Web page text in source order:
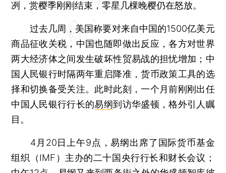
冽，赏樱季刚刚结束，零星几棵晚樱仍在怒放。
过去几周，美国称要对来自中国的1500亿美元
商品征收关税，中国也随即做出反应，各方对世界
两大经济体之间发生破坏性贸易战的担忧增加；中
国人民银行时隔两年重启降准，货币政策工具的选
择和切换备受关注。此时此刻，一个月前刚刚出任
中国人民银行行长的易纲到访华盛顿，格外引人瞩
目。
4月20日上午9点，易纲出席了国际货币基金
组织（IMF）主办的二十国央行行长和财长会议；